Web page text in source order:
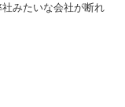
みたいな会社が断れ